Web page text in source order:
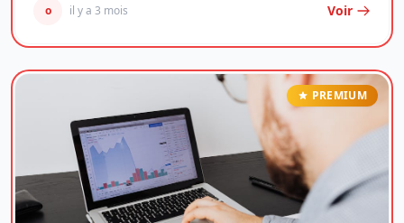
o il y a 3 mois Voir
PREMIUM